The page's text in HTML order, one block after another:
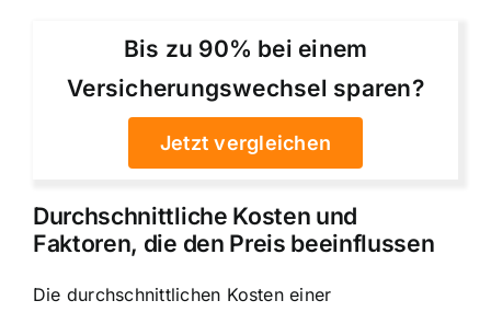
Bis zu 90% bei einem
Versicherungswechsel sparen?
Jetzt vergleichen
Durchschnittliche Kosten und
Faktoren, die den Preis beeinflussen
Die durchschnittlichen Kosten einer